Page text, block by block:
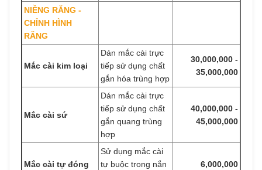
NIỀNG RĂNG -
CHỈNH HÌNH
RĂNG
Mắc cài kim loại
Dán mắc cài trực
tiếp sử dụng chất
gắn hóa trùng hợp
30,000,000 -
35,000,000
Mắc cài sứ
Dán mắc cài trực
tiếp sử dụng chất
gắn quang trùng
hợp
40,000,000 -
45,000,000
Mắc cài tự đóng
Sử dụng mắc cài
tự buộc trong nắn
6,000,000